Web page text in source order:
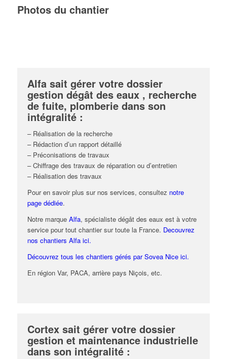
Photos du chantier
Alfa sait gérer votre dossier
gestion dégât des eaux , recherche
de fuite, plomberie dans son
intégralité :
– Réalisation de la recherche
– Rédaction d’un rapport détaillé
– Préconisations de travaux
– Chiffrage des travaux de réparation ou d’entretien
– Réalisation des travaux
Pour en savoir plus sur nos services, consultez notre
page dédiée.
Notre marque Alfa, spécialiste dégât des eaux est à votre
service pour tout chantier sur toute la France. Decouvrez
nos chantiers Alfa ici.
Découvrez tous les chantiers gérés par Sovea Nice ici.
En région Var, PACA, arrière pays Niçois, etc.
Cortex sait gérer votre dossier
gestion et maintenance industrielle
dans son intégralité :